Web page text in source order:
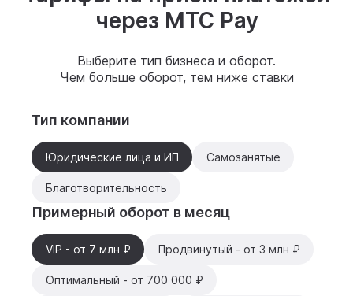
через MTC Pay
Выберите тип бизнеса и оборот.
Чем больше оборот, тем ниже ставки
Тип компании
Юридические лица и ИП Самозанятые
Благотворительность
Примерный оборот в месяц
VIP - от 7 млн ₽ Продвинутый - от 3 млн ₽
Оптимальный - от 700 000 ₽